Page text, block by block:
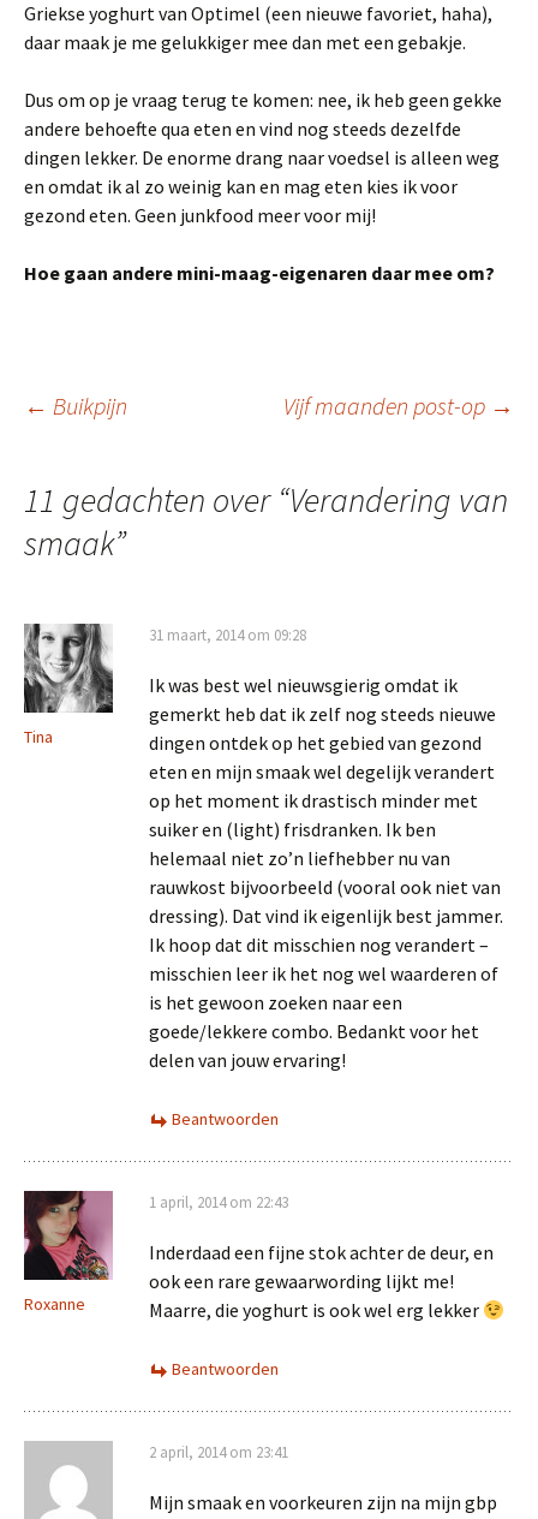
Griekse yoghurt van Optimel (een nieuwe favoriet, haha),
daar maak je me gelukkiger mee dan met een gebakje.
Dus om op je vraag terug te komen: nee, ik heb geen gekke
andere behoefte qua eten en vind nog steeds dezelfde
dingen lekker. De enorme drang naar voedsel is alleen weg
en omdat ik al zo weinig kan en mag eten kies ik voor
gezond eten. Geen junkfood meer voor mij!
Hoe gaan andere mini-maag-eigenaren daar mee om?
← Buikpijn Vijf maanden post-op →
11 gedachten over “Verandering van
smaak”
Tina
31 maart, 2014 om 09:28
Ik was best wel nieuwsgierig omdat ik
gemerkt heb dat ik zelf nog steeds nieuwe
dingen ontdek op het gebied van gezond
eten en mijn smaak wel degelijk verandert
op het moment ik drastisch minder met
suiker en (light) frisdranken. Ik ben
helemaal niet zo’n liefhebber nu van
rauwkost bijvoorbeeld (vooral ook niet van
dressing). Dat vind ik eigenlijk best jammer.
Ik hoop dat dit misschien nog verandert –
misschien leer ik het nog wel waarderen of
is het gewoon zoeken naar een
goede/lekkere combo. Bedankt voor het
delen van jouw ervaring!
Beantwoorden
Roxanne
1 april, 2014 om 22:43
Inderdaad een fijne stok achter de deur, en
ook een rare gewaarwording lijkt me!
Maarre, die yoghurt is ook wel erg lekker
Beantwoorden
2 april, 2014 om 23:41
Mijn smaak en voorkeuren zijn na mijn gbp